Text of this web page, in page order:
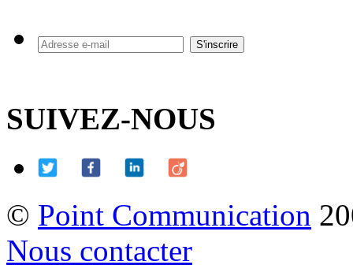
SUIVEZ-NOUS
© Point Communication
Nous contacter